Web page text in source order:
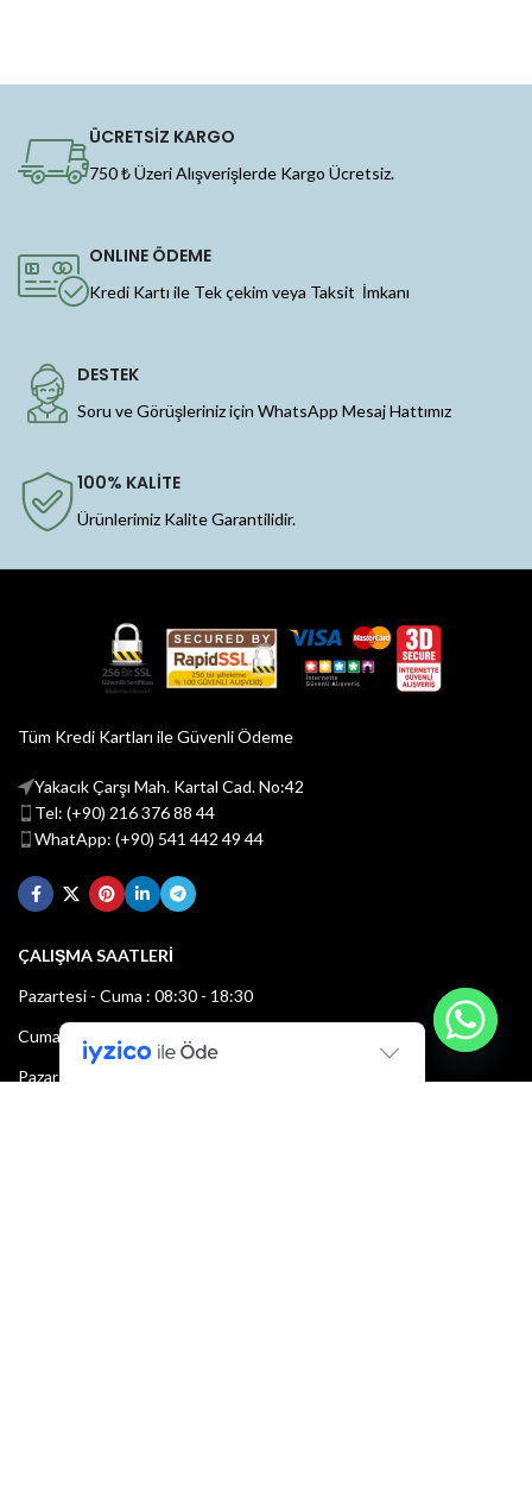
ÜCRETSİZ KARGO
750 ₺ Üzeri Alışverişlerde Kargo Ücretsiz.
ONLINE ÖDEME
Kredi Kartı ile Tek çekim veya Taksit İmkanı
DESTEK
Soru ve Görüşleriniz için WhatsApp Mesaj Hattımız
100% KALİTE
Ürünlerimiz Kalite Garantilidir.
Tüm Kredi Kartları ile Güvenli Ödeme
Yakacık Çarşı Mah. Kartal Cad. No:42
Tel: (+90) 216 376 88 44
WhatApp: (+90) 541 442 49 44
ÇALIŞMA SAATLERİ
Pazartesi - Cuma : 08:30 - 18:30
Cumartesi : 08:30 - 13:00
Pazar: Kapalı